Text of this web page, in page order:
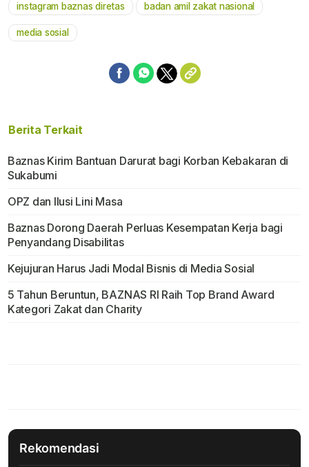
instagram baznas diretas badan amil zakat nasional
media sosial
Berita Terkait
Baznas Kirim Bantuan Darurat bagi Korban Kebakaran di
Sukabumi
OPZ dan Ilusi Lini Masa
Baznas Dorong Daerah Perluas Kesempatan Kerja bagi
Penyandang Disabilitas
Kejujuran Harus Jadi Modal Bisnis di Media Sosial
5 Tahun Beruntun, BAZNAS RI Raih Top Brand Award
Kategori Zakat dan Charity
Rekomendasi